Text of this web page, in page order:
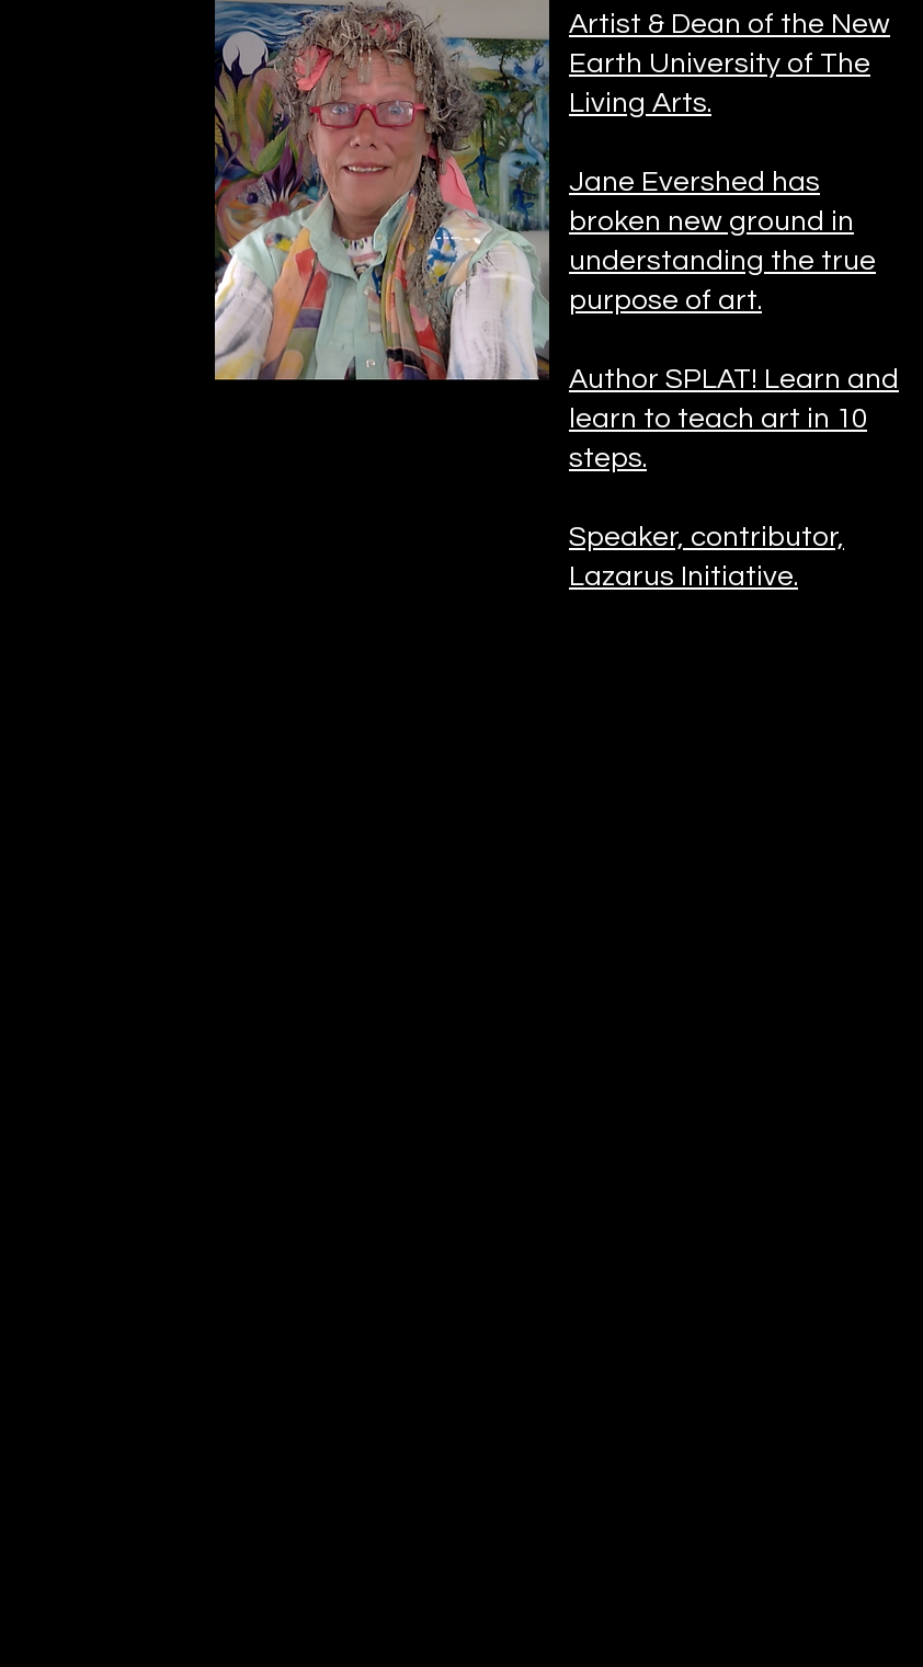
Artist & Dean of the New
Earth University of The
Living Arts.
Jane Evershed has
broken new ground in
understanding the true
purpose of art.
Author SPLAT! Learn and
learn to teach art in 10
steps.
Speaker, contributor,
Lazarus Initiative.